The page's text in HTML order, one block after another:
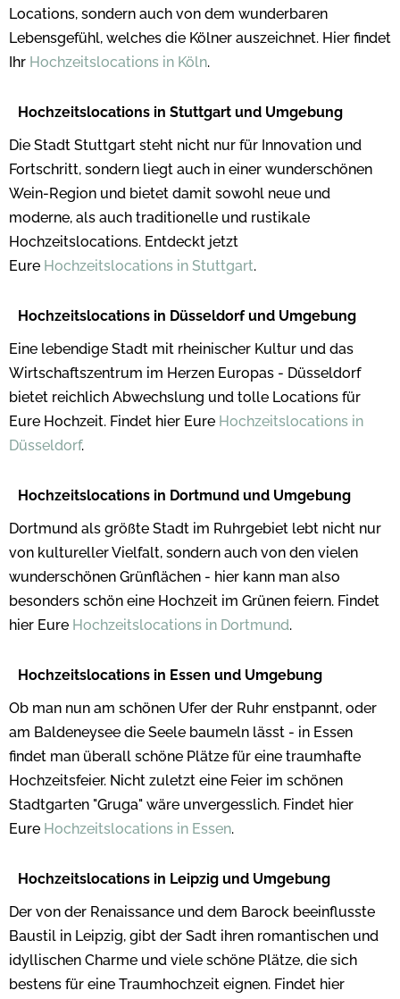
Locations, sondern auch von dem wunderbaren
Lebensgefühl, welches die Kölner auszeichnet. Hier findet
Ihr Hochzeitslocations in Köln.
Hochzeitslocations in Stuttgart und Umgebung
Die Stadt Stuttgart steht nicht nur für Innovation und
Fortschritt, sondern liegt auch in einer wunderschönen
Wein-Region und bietet damit sowohl neue und
moderne, als auch traditionelle und rustikale
Hochzeitslocations. Entdeckt jetzt
Eure Hochzeitslocations in Stuttgart.
Hochzeitslocations in Düsseldorf und Umgebung
Eine lebendige Stadt mit rheinischer Kultur und das
Wirtschaftszentrum im Herzen Europas - Düsseldorf
bietet reichlich Abwechslung und tolle Locations für
Eure Hochzeit. Findet hier Eure Hochzeitslocations in
Düsseldorf.
Hochzeitslocations in Dortmund und Umgebung
Dortmund als größte Stadt im Ruhrgebiet lebt nicht nur
von kultureller Vielfalt, sondern auch von den vielen
wunderschönen Grünflächen - hier kann man also
besonders schön eine Hochzeit im Grünen feiern. Findet
hier Eure Hochzeitslocations in Dortmund.
Hochzeitslocations in Essen und Umgebung
Ob man nun am schönen Ufer der Ruhr enstpannt, oder
am Baldeneysee die Seele baumeln lässt - in Essen
findet man überall schöne Plätze für eine traumhafte
Hochzeitsfeier. Nicht zuletzt eine Feier im schönen
Stadtgarten "Gruga" wäre unvergesslich. Findet hier
Eure Hochzeitslocations in Essen.
Hochzeitslocations in Leipzig und Umgebung
Der von der Renaissance und dem Barock beeinflusste
Baustil in Leipzig, gibt der Sadt ihren romantischen und
idyllischen Charme und viele schöne Plätze, die sich
bestens für eine Traumhochzeit eignen. Findet hier